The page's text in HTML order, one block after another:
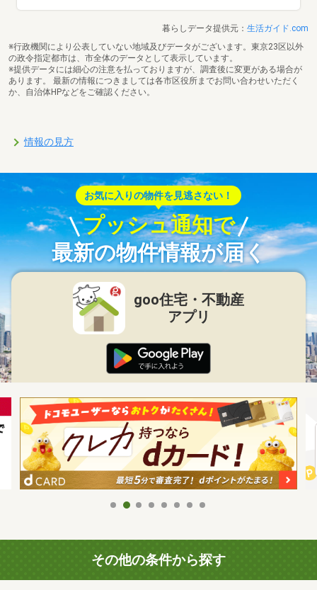
暮らしデータ提供元： 生活ガイド.com
※行政機関により公表していない地域及びデータがございます。東京23区以外
の政令指定都市は、市全体のデータとして表示しています。
※提供データには細心の注意を払っておりますが、調査後に変更がある場合が
あります。 最新の情報につきましては各市区役所までお問い合わせいただく
か、自治体HPなどをご確認ください。
情報の見方
お気に入りの物件を見逃さない！
プッシュ通知で
最新の物件情報が届く
goo住宅・不動産
アプリ
その他の条件から探す